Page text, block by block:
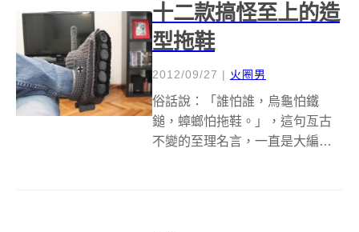
發明，下面就來...
十二款搞怪至上的造
型拖鞋
2012/09/27 | 火圈男
俗話說：「誰怕誰，烏龜怕鐵
鎚，蟑螂怕拖鞋。」，這句亙古
不變的至理名言，一直是大編的